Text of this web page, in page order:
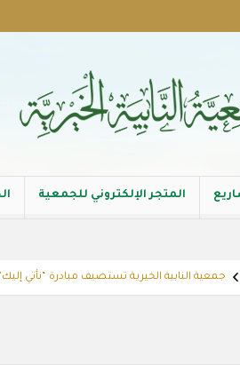
المتجر الإلكتروني للجمعية
جمعية النابية الخيرية تستضيف مبادرة “نأتي إليك”